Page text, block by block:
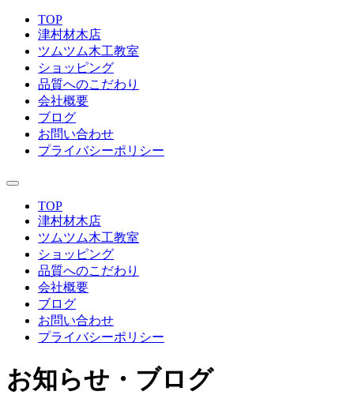
TOP
津村材木店
ツムツム木工教室
ショッピング
品質へのこだわり
会社概要
ブログ
お問い合わせ
プライバシーポリシー
TOP
津村材木店
ツムツム木工教室
ショッピング
品質へのこだわり
会社概要
ブログ
お問い合わせ
プライバシーポリシー
お知らせ・ブログ